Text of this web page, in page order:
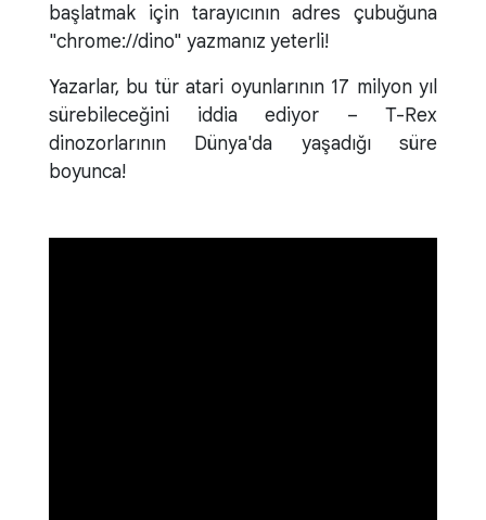
başlatmak için tarayıcının adres çubuğuna
"chrome://dino" yazmanız yeterli!
Yazarlar, bu tür atari oyunlarının 17 milyon yıl
sürebileceğini iddia ediyor – T-Rex
dinozorlarının Dünya'da yaşadığı süre
boyunca!